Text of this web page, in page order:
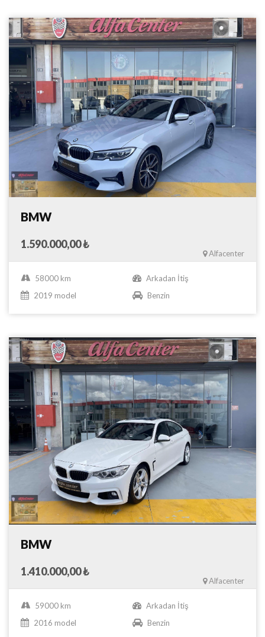
BMW
1.590.000,00 ₺
Alfacenter
58000 km
Arkadan İtiş
2019 model
Benzin
BMW
1.410.000,00 ₺
Alfacenter
59000 km
Arkadan İtiş
2016 model
Benzin